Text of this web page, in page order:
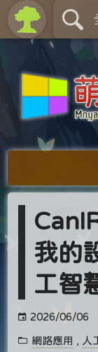
我的
工智
2026/06/06
網路應用 , 人